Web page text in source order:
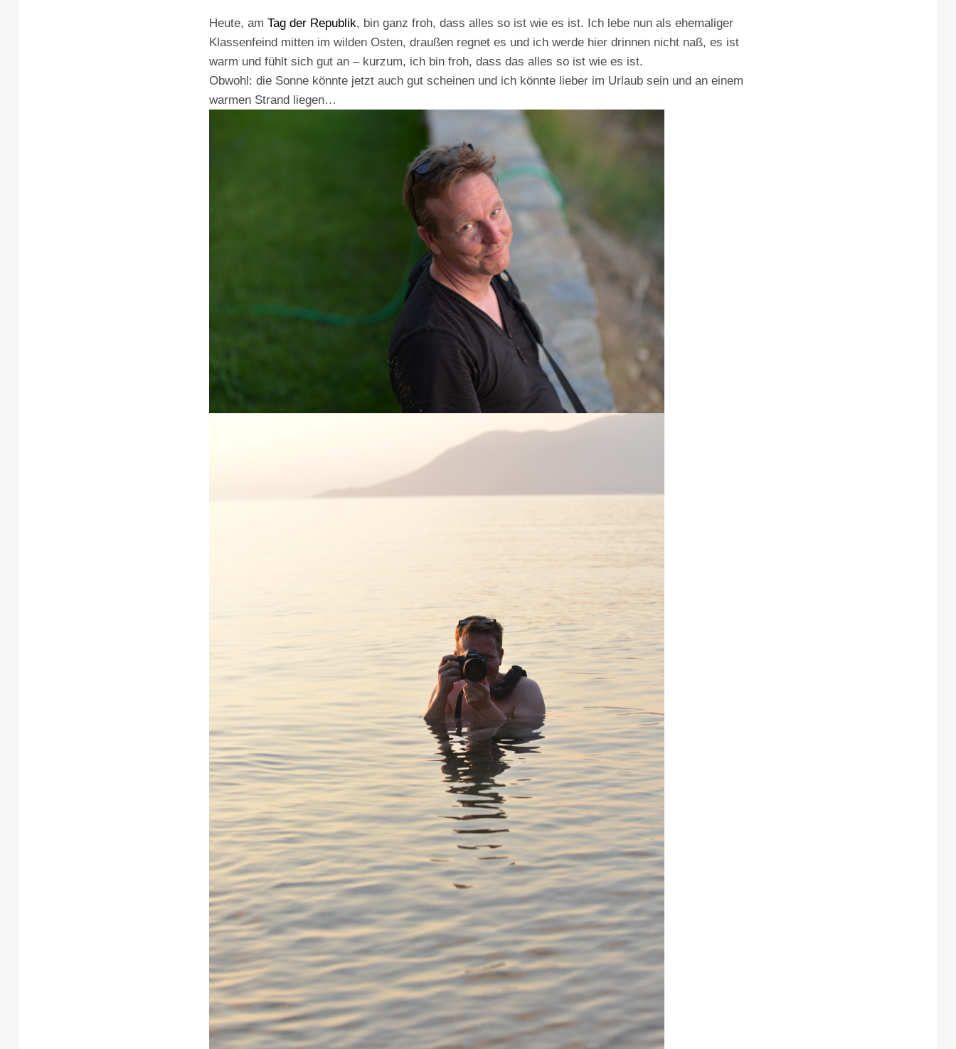
Heute, am Tag der Republik, bin ganz froh, dass alles so ist wie es ist. Ich lebe nun als ehemaliger
Klassenfeind mitten im wilden Osten, draußen regnet es und ich werde hier drinnen nicht naß, es ist
warm und fühlt sich gut an – kurzum, ich bin froh, dass das alles so ist wie es ist.
Obwohl: die Sonne könnte jetzt auch gut scheinen und ich könnte lieber im Urlaub sein und an einem
warmen Strand liegen…